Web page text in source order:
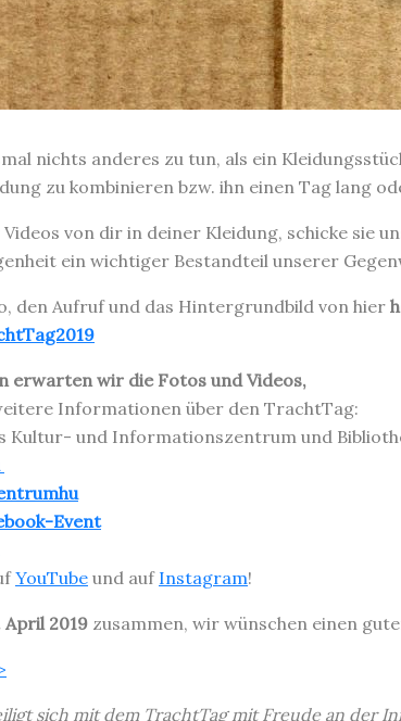
nichts anderes zu tun, als ein
zu kombinieren bzw. ihn einen Tag lang
von dir in deiner Kleidung, schicke sie
ein wichtiger Bestandteil unserer
den Aufruf und das Hintergrundbild von hier
erwarten wir die Fotos und Videos,
Informationen über den TrachtTag:
Kultur- und Informationszentrum und
Event
YouTube und auf Instagram!
April 2019 zusammen, wir wünschen einen
sich mit dem TrachtTag mit Freude an der